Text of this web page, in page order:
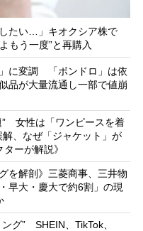
たい…」キオクシア株で
もう一度”と再購入
に変調 「ボンドロ」は依
品が大量流通し一部で値崩
” 女性は「ワンピースを着
、なぜ「ジャケット」が
ーが解説》
を解剖》三菱商事、三井物
早大・慶大で約6割」の現
グ” SHEIN、TikTok、